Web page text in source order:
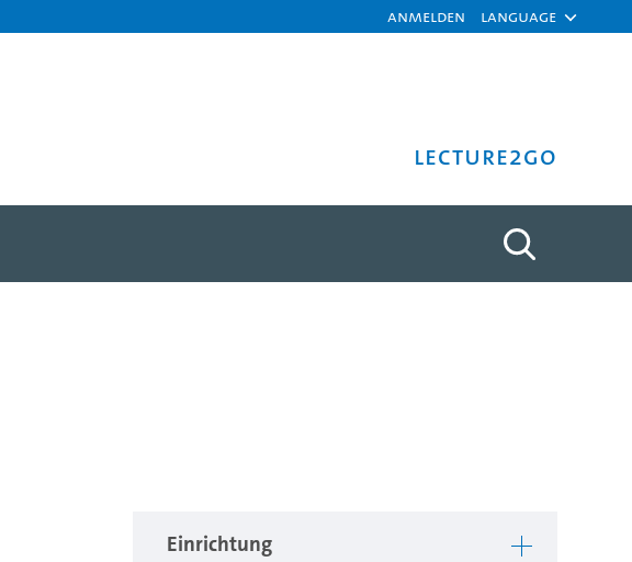
Anmelden Language
Lecture2Go
Einrichtung